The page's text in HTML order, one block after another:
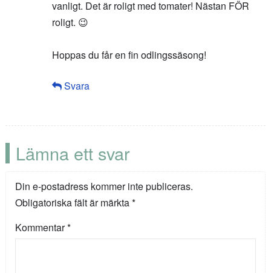
vanligt. Det är roligt med tomater! Nästan FÖR
roligt. 😉
Hoppas du får en fin odlingssäsong!
Svara
Lämna ett svar
Din e-postadress kommer inte publiceras.
Obligatoriska fält är märkta*
Kommentar*